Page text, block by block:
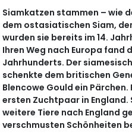
Siamkatzen stammen – wie
dem ostasiatischen Siam,
wurden sie bereits im 14.
Ihren Weg nach Europa fand
Jahrhunderts. Der
schenkte dem britischen
Blencowe Gould ein
ersten Zuchtpaar in England.
weitere Tiere nach England
verschmusten Schönheiten